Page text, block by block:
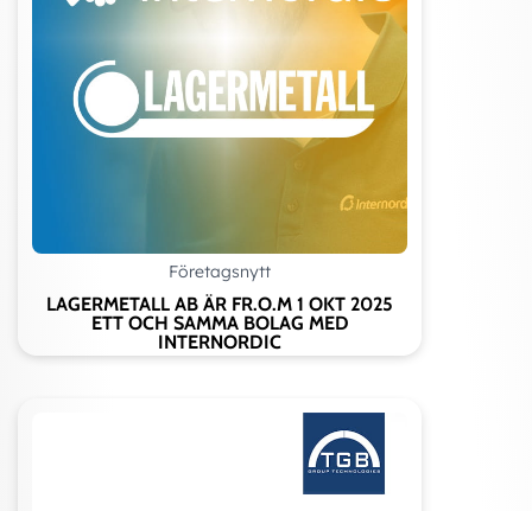
Företagsnytt
LAGERMETALL AB ÄR FR.O.M 1 OKT 2025
ETT OCH SAMMA BOLAG MED
INTERNORDIC